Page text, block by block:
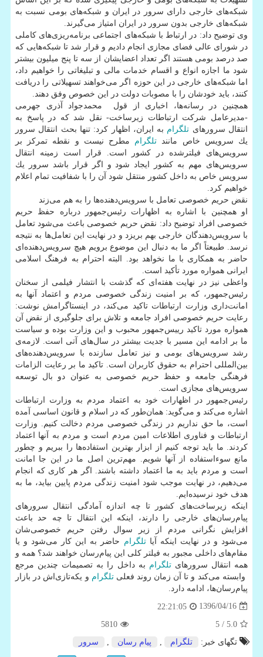
شبكه‌های خارجی دارای سرور در ایران و شبكه‌های بومی نسبت به
شبكه‌های خارجی بدون سرور در ایران امتیاز می‌گیرند.
وی توضیح داد: در ارتباط با شبكه‌های اجتماعی برنامه‌ریزی‌های كاملی
در شورای عالی فضای مجازی انجام دادیم و قرار شد تا شبكه‌هایی كه
صد درصد بومی هستند اگر تعداد اعضایشان از سه تا پنج میلیون بیشتر
شود ما اجازه انواع و اقسام خدمات مالی و تبلیغاتی را خواهیم داد،
اما شبكه‌های خارجی در این حوزه اگر می‌خواهند تسهیلاتی را دریافت
كنند، باید خودشان را با مصوبات دولت در این خصوص وفق دهند.
همچنین در رسانه‌ها، اخباری از قول محمدجواد آذری جهرمی
-مدیرعامل شركت ارتباطات زیرساخت- نقل شد كه در پاسخ به
انتقال سرورهای تلگرام به ایران، اظهار كرد: تنها بحث انتقال سرور
یك سرویس خاص مانند تلگرام مطرح نیست و نقطه تمركز بر
سرویس‌های فیلترشده در كشور است. قرار است زمینه انتقال
سرویس‌های مهم به كشور ایجاد شود و اگر قرار باشد سرور یك
سرویس خاص به داخل كشور منتقل شود آن را با شفافیت تمام اعلام
خواهیم كرد.
نقض حریم خصوصی تعامل با سرویس‌دهنده‌ها را به هم می‌زند
او همچنین با اشاره به اظهارات رئیس‌جمهور درباره حفظ حریم
خصوصی افراد توضیح داد: نقض حریم خصوصی باعث می‌شود تعامل
با سرویس‌دهندگان خارجی بهم بریزد و در نهایت این تعامل‌ها به نتیجه
نرسد. طبیعتاً اگر ما به دنبال این موضوع برویم هیچ سرویس‌دهنده‌ای
حاضر به همكاری با ما نخواهد بود. البته احترام به فرهنگ اسلامی
ایرانی همواره مورد تأكید است.
واعظی نیز در نهایت هفته‌ای كه گذشت با انتشار فیلمی از سخنان
رئیس‌جمهور، كه بر امنیت زندگی خصوصی مردم و اعتماد آنها به
امانت‌داری وزارت ارتباطات تاكید می‌كند، در اینستاگرامش نوشت:
رعایت حریم خصوصی افراد جامعه و تلاش برای جلوگیری از نقض آن
همواره مورد تاكید رییس‌جمهور محبوب و این وزارت بوده و سیاست
ما بر ادامه این مسیر با جدیت بیشتر در سال‌های آتی است. لازمه‌ی
رشد سرویس‌های بومی و نیز تعامل سازنده با سرویس‌دهنده‌های
بین‌المللی احترام به حقوق كاربران است. تاكید ما بر رعایت الزامات
فرهنگی جامعه و حفظ حریم خصوصی به عنوان دو بال توسعه
سرویس‌های مجازی است.
رئیس‌جمهور در اظهارات خود به اعتماد مردم به وزارت ارتباطات
اشاره می‌كند و می‌گوید: همان‌طور كه در اسلام و قانون اساسی آمده
است، ما حق نداریم در زندگی خصوصی مردم دخالت كنیم. وزارت
ارتباطات و فناوری اطلاعات امین مردم است و مردم به آنها اعتماد
كردند. ما باید توجه كنیم از ابزار بهترین استفاده‌ها را ببریم و چطور
مانع سوءاستفاده از آنها شویم. مهم‌ترین اصل ما در این جا امانت
است و مردم باید به ما اعتماد داشته باشند. اگر هر كاری كه انجام
می‌دهیم، در نهایت موجب شود امنیت زندگی مردم پایین بیاید، ما به
هدف خود نرسیده‌ایم.
اینكه زیرساخت‌های كشور تا چه اندازه آمادگی انتقال سرورهای
پیام‌رسان‌های خارجی را دارند، اینكه این انتقال تا چه حد باعث
افزایش نگرانی مردم از زیر سوال رفتن حریم خصوصی‌شان
می‌شود و در نهایت اینكه آیاتلگرام حاضر به این كار می‌شود و یا
مقام‌های داخلی مجبور به فیلتر كلی این پیام‌رسان خواهند شد؟ همه و
همه انتقال سرورهایتلگرام به داخل را به تصمیمات چندین مرجع
وابسته می‌كند و تا آن زمان روند فعلیتلگرام و یكه‌تازی‌اش در بازار
پیام‌رسان‌ها، ادامه دارد.
1396/04/16
22:21:05
5.0
/ 5
5810
تگهای خبر:
تلگرام پیام رسان سرور